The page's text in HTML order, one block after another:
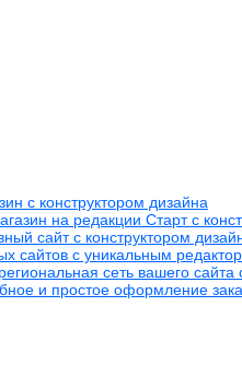
с конструктором дизайна
на редакции Старт с
сайт с конструктором
сайтов с уникальным
сеть вашего
и простое оформление